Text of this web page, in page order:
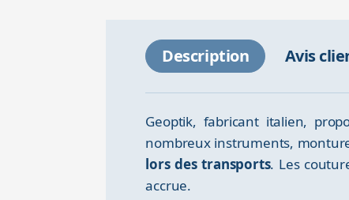
Description Avis
Geoptik, fabricant italien,
nombreux instruments,
lors des transports. Les
accrue.